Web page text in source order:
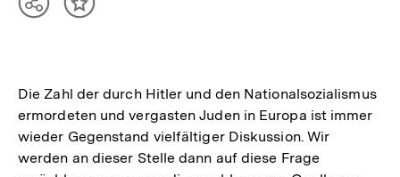
TeilenInhalt
Die Zahl der durch Hitler und den Nationalsozialismus
ermordeten und vergasten Juden in Europa ist immer
wieder Gegenstand vielfältiger Diskussion. Wir
werden an dieser Stelle dann auf diese Frage